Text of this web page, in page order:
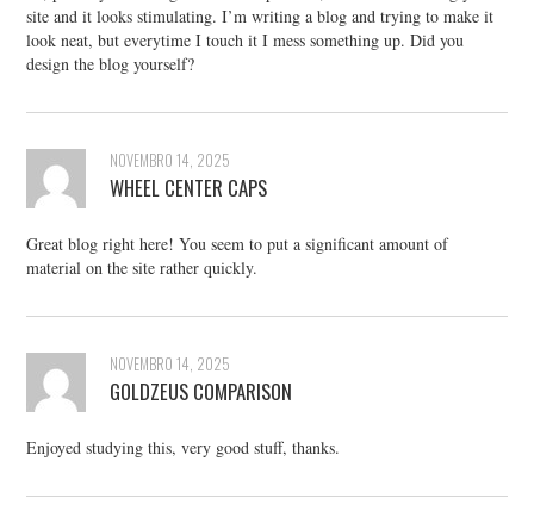
site and it looks stimulating. I’m writing a blog and trying to make it
look neat, but everytime I touch it I mess something up. Did you
design the blog yourself?
NOVEMBRO 14, 2025
WHEEL CENTER CAPS
Great blog right here! You seem to put a significant amount of
material on the site rather quickly.
NOVEMBRO 14, 2025
GOLDZEUS COMPARISON
Enjoyed studying this, very good stuff, thanks.